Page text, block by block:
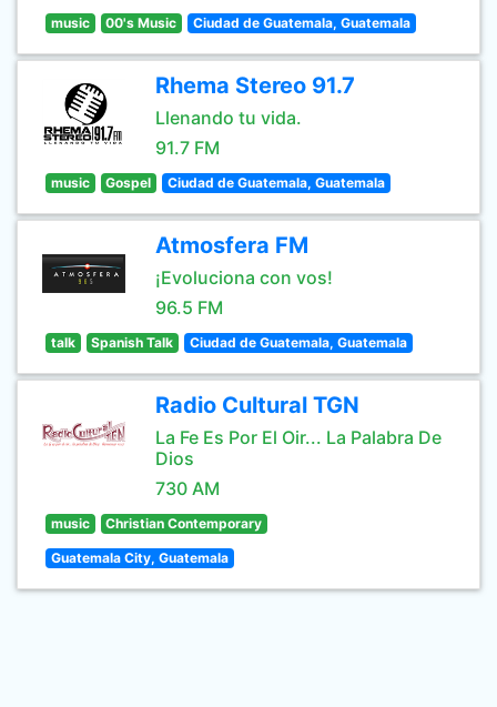
music 00's Music Ciudad de Guatemala, Guatemala
Rhema Stereo 91.7
Llenando tu vida.
91.7 FM
music Gospel Ciudad de Guatemala, Guatemala
Atmosfera FM
¡Evoluciona con vos!
96.5 FM
talk Spanish Talk Ciudad de Guatemala, Guatemala
Radio Cultural TGN
La Fe Es Por El Oir... La Palabra De
Dios
730 AM
music Christian Contemporary
Guatemala City, Guatemala